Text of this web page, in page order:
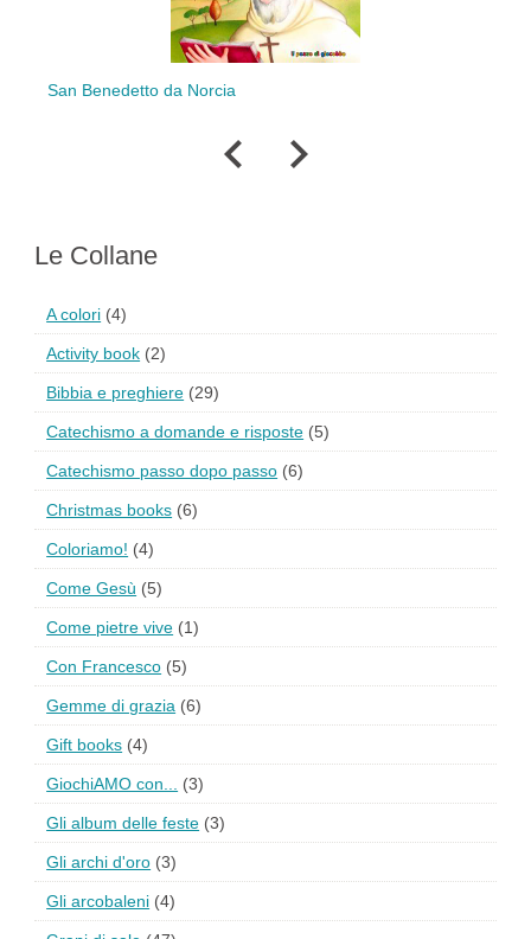
San Benedetto da Norcia
Le Collane
A colori (4)
Activity book (2)
Bibbia e preghiere (29)
Catechismo a domande e risposte (5)
Catechismo passo dopo passo (6)
Christmas books (6)
Coloriamo! (4)
Come Gesù (5)
Come pietre vive (1)
Con Francesco (5)
Gemme di grazia (6)
Gift books (4)
GiochiAMO con... (3)
Gli album delle feste (3)
Gli archi d'oro (3)
Gli arcobaleni (4)